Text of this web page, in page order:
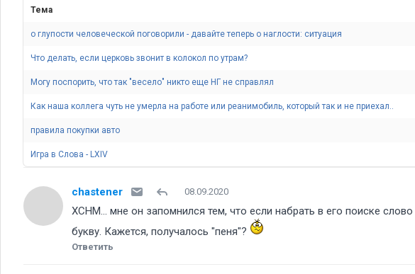
Тема
о глупости человеческой поговорили - давайте теперь о наглости: ситуация
Что делать, если церковь звонит в колокол по утрам
Могу поспорить, что так "весело" никто еще НГ не справлял
Как наша коллега чуть не умерла на работе или реанимобиль, который так и не приехал..
правила покупки авто
Игра в Слова - LXIV
chastener 08.09.2020
ХСНМ... мне он запомнился тем, что если набрать в его поиске слово
букву. Кажется, получалось "пеня"
Ответить